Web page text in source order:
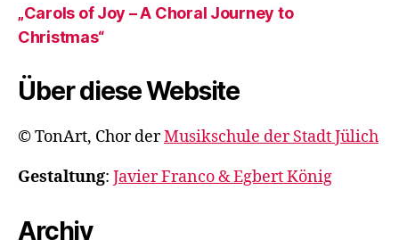
„Carols of Joy – A Choral Journey to
Christmas“
Über diese Website
© TonArt, Chor derMusikschule der Stadt Jülich
Gestaltung: Javier Franco & Egbert König
Archiv